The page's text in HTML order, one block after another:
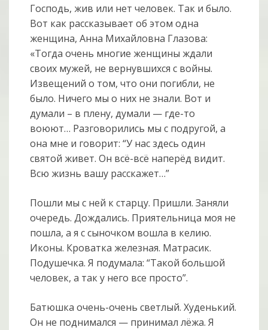
Господь, жив или нет человек. Так и было.
Вот как рассказывает об этом одна
женщина, Анна Михайловна Глазова:
«Тогда очень многие женщины ждали
своих мужей, не вернувшихся с войны.
Извещений о том, что они погибли, не
было. Ничего мы о них не знали. Вот и
думали – в плену, думали — где-то
воюют… Разговорились мы с подругой, а
она мне и говорит: “У нас здесь один
святой живет. Он всё-всё наперёд видит.
Всю жизнь вашу расскажет…”
Пошли мы с ней к старцу. Пришли. Заняли
очередь. Дождались. Приятельница моя не
пошла, а я с сыночком вошла в келию.
Иконы. Кроватка железная. Матрасик.
Подушечка. Я подумала: “Такой большой
человек, а так у него все просто”.
Батюшка очень-очень светлый. Худенький.
Он не поднимался — принимал лёжа. Я